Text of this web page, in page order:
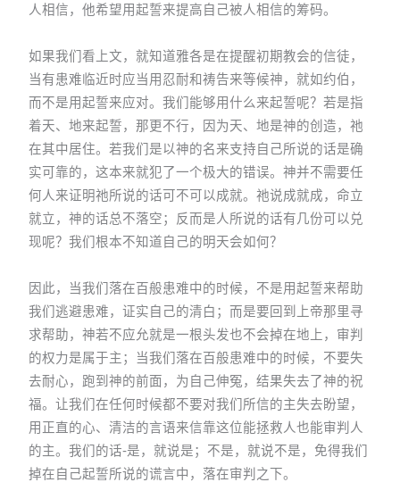
人相信，他希望用起誓来提高自己被人相信的筹码。
如果我们看上文，就知道雅各是在提醒初期教会的信徒，
当有患难临近时应当用忍耐和祷告来等候神，就如约伯，
而不是用起誓来应对。我们能够用什么来起誓呢？若是指
着天、地来起誓，那更不行，因为天、地是神的创造，祂
在其中居住。若我们是以神的名来支持自己所说的话是确
实可靠的，这本来就犯了一个极大的错误。神并不需要任
何人来证明祂所说的话可不可以成就。祂说成就成，命立
就立，神的话总不落空；反而是人所说的话有几份可以兑
现呢？我们根本不知道自己的明天会如何？
因此，当我们落在百般患难中的时候，不是用起誓来帮助
我们逃避患难，证实自己的清白；而是要回到上帝那里寻
求帮助，神若不应允就是一根头发也不会掉在地上，审判
的权力是属于主；当我们落在百般患难中的时候，不要失
去耐心，跑到神的前面，为自己伸冤，结果失去了神的祝
福。让我们在任何时候都不要对我们所信的主失去盼望，
用正直的心、清洁的言语来信靠这位能拯救人也能审判人
的主。我们的话-是，就说是；不是，就说不是，免得我们
掉在自己起誓所说的谎言中，落在审判之下。